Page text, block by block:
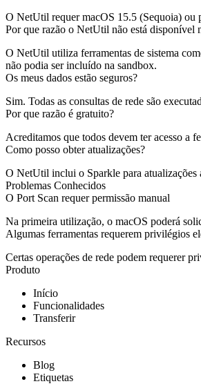
O NetUtil requer macOS 15.5 (Sequoia) ou
Por que razão o NetUtil não está disponível
O NetUtil utiliza ferramentas de sistema
não podia ser incluído na sandbox.
Os meus dados estão seguros?
Sim. Todas as consultas de rede são
Por que razão é gratuito?
Acreditamos que todos devem ter acesso a
Como posso obter atualizações?
O NetUtil inclui o Sparkle para atualizações
Problemas Conhecidos
O Port Scan requer permissão manual
Na primeira utilização, o macOS poderá
Algumas ferramentas requerem privilégios
Certas operações de rede podem requerer
Produto
Início
Funcionalidades
Transferir
Recursos
Blog
Etiquetas